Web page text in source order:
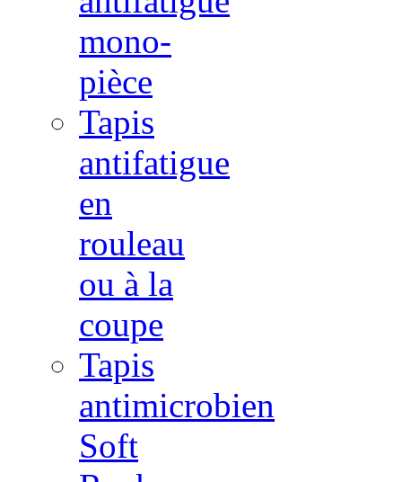
mono-
pièce
Tapis
antifatigue
en
rouleau
ou à la
coupe
Tapis
antimicrobien
Soft